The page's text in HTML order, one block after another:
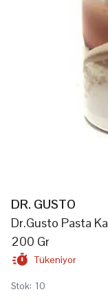
DR. GUSTO
Dr.Gusto Pasta
200 Gr
Tükeniyor
Stok: 10